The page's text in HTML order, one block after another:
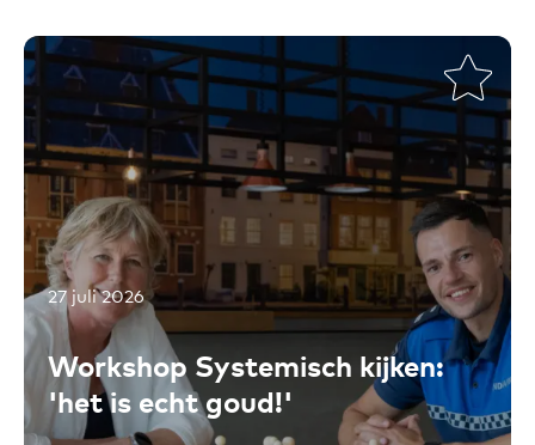
Toevoegen aan favorieten
27 juli 2026
Workshop Systemisch kijken:
'het is echt goud!'